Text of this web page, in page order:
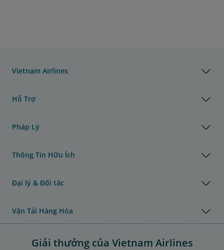
Vietnam Airlines
Hỗ Trợ
Pháp Lý
Thông Tin Hữu Ích
Đại lý & Đối tác
Vận Tải Hàng Hóa
Giải thưởng của Vietnam Airlines